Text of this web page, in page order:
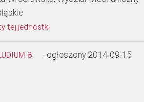
tej jednostki
8 - ogłoszony 2014-09-15